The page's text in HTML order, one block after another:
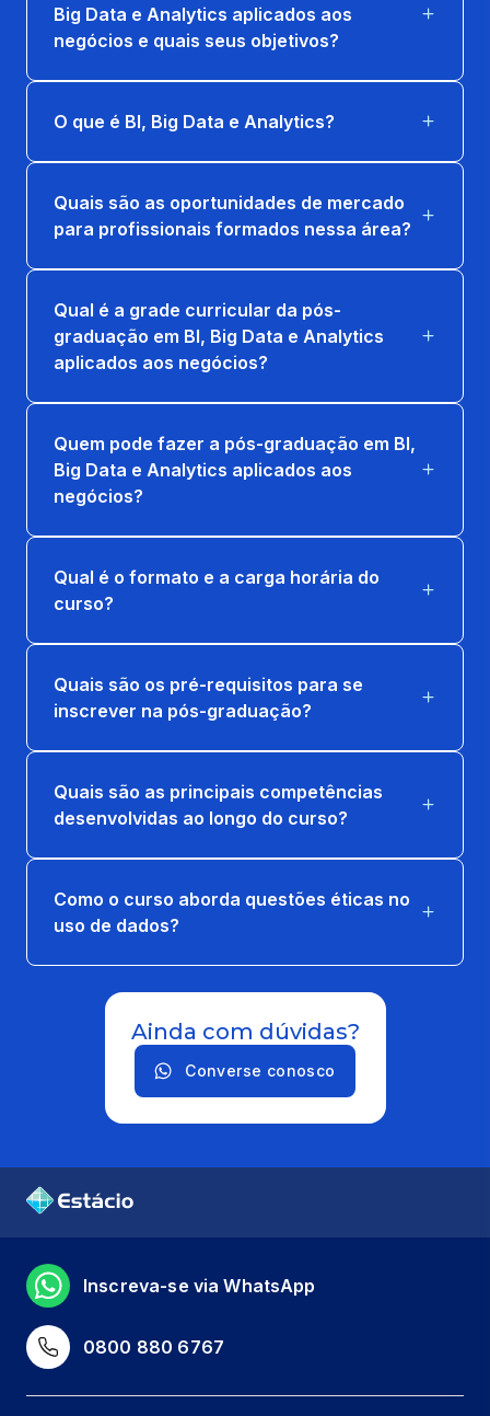
MODELOS DE SUPORTE À TOMADA DE
TEORIAS ANALÍTICAS AVANCADAS
Big Data e Analytics aplicados aos
negócios e quais seus objetivos?
O que é BI, Big Data e Analytics?
Quais são as oportunidades de mercado
para profissionais formados nessa área?
Qual é a grade curricular da pós-
graduação em BI, Big Data e Analytics
aplicados aos negócios?
Quem pode fazer a pós-graduação em BI,
Big Data e Analytics aplicados aos
negócios?
Qual é o formato e a carga horária do
curso?
Quais são os pré-requisitos para se
inscrever na pós-graduação?
Quais são as principais competências
desenvolvidas ao longo do curso?
Como o curso aborda questões éticas no
uso de dados?
Ainda com dúvidas?
Converse conosco
0800 880 6767
Inscreva-se via WhatsApp